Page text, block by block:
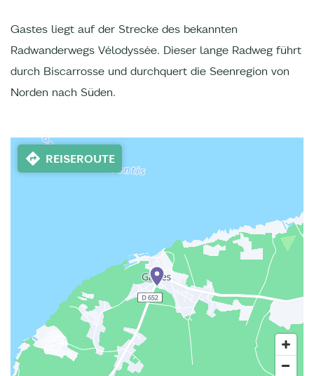
Gastes liegt auf der Strecke des bekannten
Radwanderwegs Vélodyssée. Dieser lange Radweg führt
durch Biscarrosse und durchquert die Seenregion von
Norden nach Süden.
REISEROUTE